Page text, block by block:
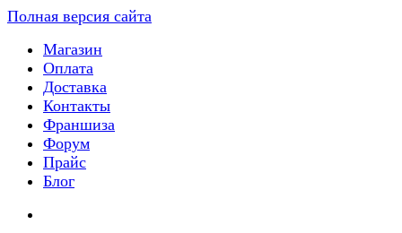
Полная версия сайта
Магазин
Оплата
Доставка
Контакты
Франшиза
Форум
Прайс
Блог